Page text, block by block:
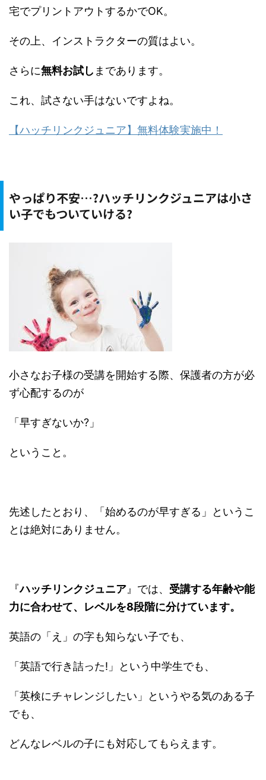
宅でプリントアウトするかでOK。
その上、インストラクターの質はよい。
さらに無料お試し まであります。
これ、試さない手はないですよね。
【ハッチリンクジュニア】無料体験実施中！
やっぱり不安…?ハッチリンクジュニアは小さ
い子でもついていける?
小さなお子様の受講を開始する際、保護者の方が必
ず心配するのが
「早すぎないか?」
ということ。
先述したとおり、「始めるのが早すぎる」というこ
とは絶対にありません。
『ハッチリンクジュニア 』では、 受講する年齢や能
力に合わせて、レベルを8段階に分けています。
英語の「え」の字も知らない子でも、
「英語で行き詰った!」という中学生でも、
「英検にチャレンジしたい」というやる気のある子
でも、
どんなレベルの子にも対応してもらえます。